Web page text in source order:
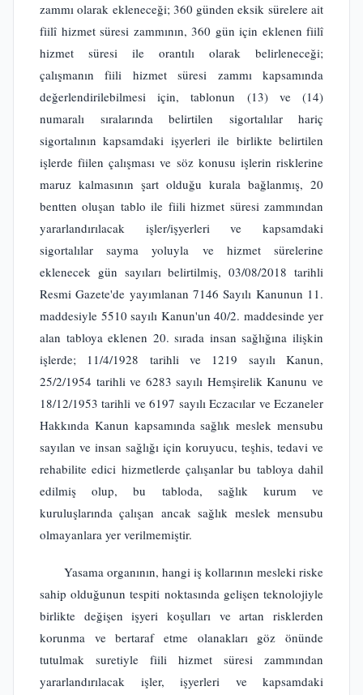
zammı olarak ekleneceği; 360 günden eksik sürelere ait
fiilî hizmet süresi zammının, 360 gün için eklenen fiilî
hizmet süresi ile orantılı olarak belirleneceği;
çalışmanın fiili hizmet süresi zammı kapsamında
değerlendirilebilmesi için, tablonun (13) ve (14)
numaralı sıralarında belirtilen sigortalılar hariç
sigortalının kapsamdaki işyerleri ile birlikte belirtilen
işlerde fiilen çalışması ve söz konusu işlerin risklerine
maruz kalmasının şart olduğu kurala bağlanmış, 20
bentten oluşan tablo ile fiili hizmet süresi zammından
yararlandırılacak işler/işyerleri ve kapsamdaki
sigortalılar sayma yoluyla ve hizmet sürelerine
eklenecek gün sayıları belirtilmiş, 03/08/2018 tarihli
Resmi Gazete'de yayımlanan 7146 Sayılı Kanunun 11.
maddesiyle 5510 sayılı Kanun'un 40/2. maddesinde yer
alan tabloya eklenen 20. sırada insan sağlığına ilişkin
işlerde; 11/4/1928 tarihli ve 1219 sayılı Kanun,
25/2/1954 tarihli ve 6283 sayılı Hemşirelik Kanunu ve
18/12/1953 tarihli ve 6197 sayılı Eczacılar ve Eczaneler
Hakkında Kanun kapsamında sağlık meslek mensubu
sayılan ve insan sağlığı için koruyucu, teşhis, tedavi ve
rehabilite edici hizmetlerde çalışanlar bu tabloya dahil
edilmiş olup, bu tabloda, sağlık kurum ve
kuruluşlarında çalışan ancak sağlık meslek mensubu
olmayanlara yer verilmemiştir.
Yasama organının, hangi iş kollarının mesleki riske
sahip olduğunun tespiti noktasında gelişen teknolojiyle
birlikte değişen işyeri koşulları ve artan risklerden
korunma ve bertaraf etme olanakları göz önünde
tutulmak suretiyle fiili hizmet süresi zammından
yararlandırılacak işler, işyerleri ve kapsamdaki